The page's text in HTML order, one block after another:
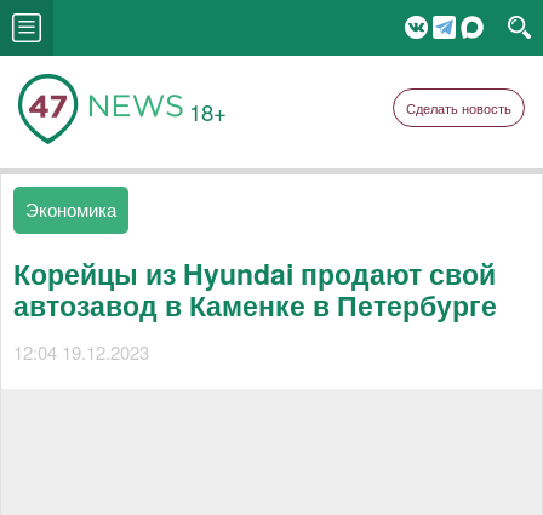
18+ Сделать новость
Экономика
Корейцы из Hyundai продают свой
автозавод в Каменке в Петербурге
12:04 19.12.2023